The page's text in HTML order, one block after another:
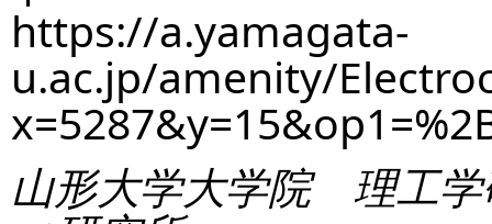
https://a.yamagata-
u.ac.jp/amenity/
山形大学大学院 理工学